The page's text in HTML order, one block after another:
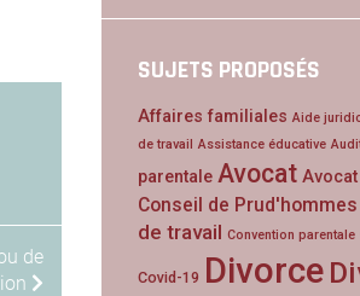
de
SUJETS PROPOSÉS
Affaires familiales Aide
de travail Assistance éducative
parentale Avocat Avocat
Conseil de Prud'hommes
de travail Convention parentale
Covid-19 Divorce